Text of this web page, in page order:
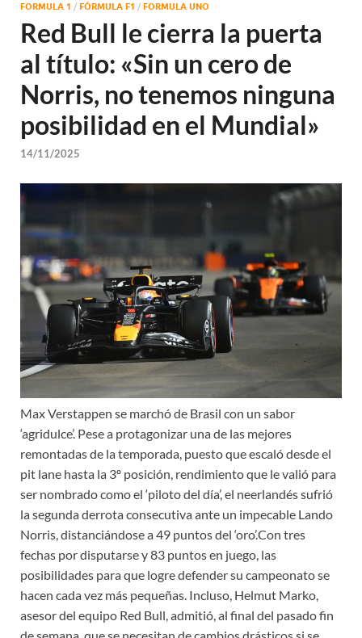
FORMULA 1 / FÓRMULA F1 / FORMULA UNO
Red Bull le cierra la puerta
al título: «Sin un cero de
Norris, no tenemos ninguna
posibilidad en el Mundial»
14/11/2025
Max Verstappen se marchó de Brasil con un sabor
‘agridulce’. Pese a protagonizar una de las mejores
remontadas de la temporada, puesto que escaló desde el
pit lane hasta la 3º posición, rendimiento que le valió para
ser nombrado como el ‘piloto del día’, el neerlandés sufrió
la segunda derrota consecutiva ante un impecable Lando
Norris, distanciándose a 49 puntos del ‘oro’.Con tres
fechas por disputarse y 83 puntos en juego, las
posibilidades para que logre defender su campeonato se
hacen cada vez más pequeñas. Incluso, Helmut Marko,
asesor del equipo Red Bull, admitió, al final del pasado fin